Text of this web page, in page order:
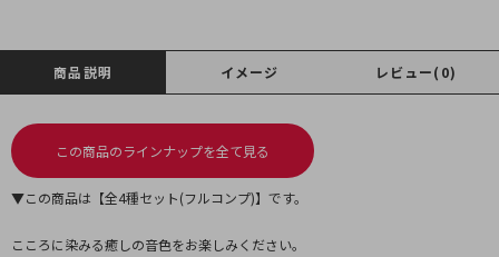
商品説明 イメージ レビュー(0)
この商品のラインナップを全て見る
▼この商品は【全4種セット(フルコンプ)】です。
こころに染みる癒しの音色をお楽しみください。